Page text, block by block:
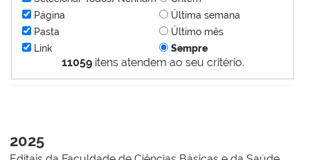
11059itens atendem ao seu critério.
Página
Pasta
Link
Última semana
Último mês
Sempre
2025